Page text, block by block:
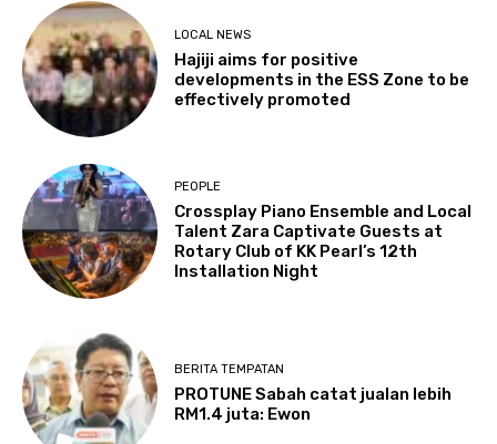
LOCAL NEWS
Hajiji aims for positive
developments in the ESS Zone to be
effectively promoted
PEOPLE
Crossplay Piano Ensemble and Local
Talent Zara Captivate Guests at
Rotary Club of KK Pearl’s 12th
Installation Night
BERITA TEMPATAN
PROTUNE Sabah catat jualan lebih
RM1.4 juta: Ewon